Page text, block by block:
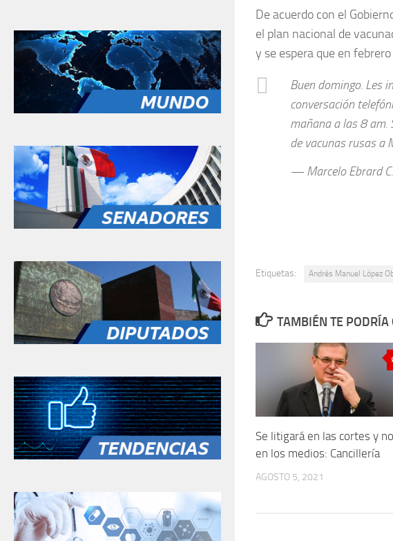
De acuerdo con el
el plan nacional de
y se espera que en
Buen domingo. Les
conversación
mañana a las 8
de vacunas rusas a
— Marcelo Ebrard
Etiquetas: Andrés Manuel López
TAMBIÉN TE PODRÍA
Se litigará en las cortes y no
en los medios: Cancillería
AGOSTO 5, 2021